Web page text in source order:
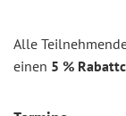
Alle
einen 5 %